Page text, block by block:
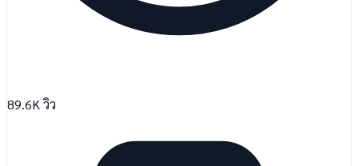
89.6K วิว